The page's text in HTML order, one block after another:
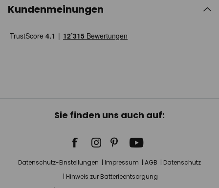
Kundenmeinungen
Sie finden uns auch auf:
Datenschutz-Einstellungen Impressum AGB
Datenschutz
Hinweis zur Batterieentsorgung